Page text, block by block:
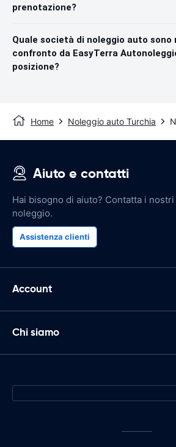
prenotazione?
Quale società di noleggio auto sono
confronto da EasyTerra
posizione?
Home Noleggio auto Turchia
Aiuto e contatti
Hai bisogno di aiuto? Contatta i
noleggio.
Assistenza clienti
Account
Chi siamo